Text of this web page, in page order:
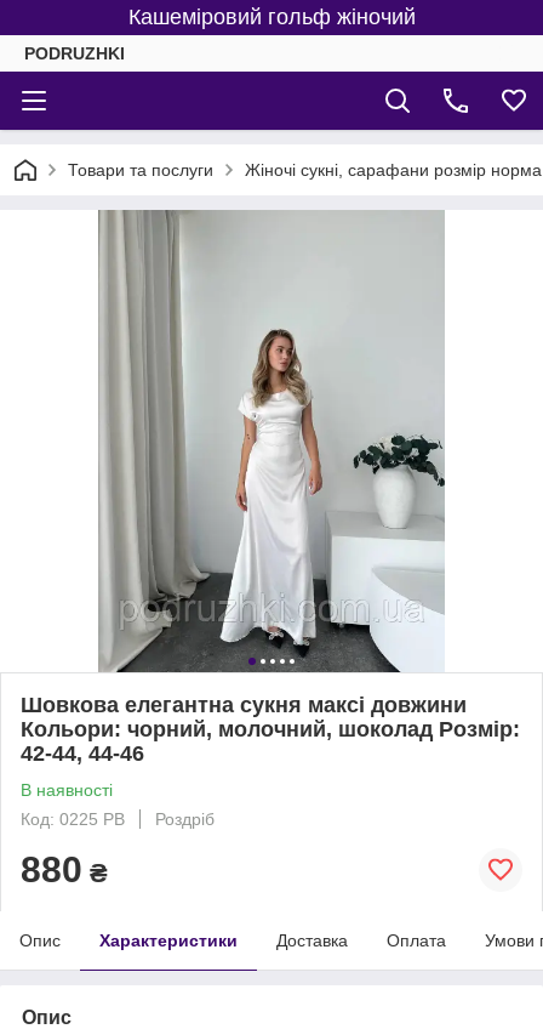
Кашеміровий гольф жіночий
PODRUZHKI
Товари та послуги Жіночі сукні, сарафани розмір норма
Шовкова елегантна сукня максі довжини
Кольори: чорний, молочний, шоколад Розмір:
42-44, 44-46
В наявності
Код: 0225 PB
Роздріб
880 ₴
Опис Характеристики Доставка Оплата Умови
Опис